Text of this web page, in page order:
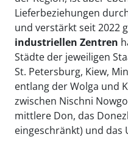
Lieferbeziehungen
und verstärkt seit 2022
industriellen Zentren
Städte der jeweiligen
St. Petersburg, Kiew,
entlang der Wolga und
zwischen Nischni
mittlere Don, das
eingeschränkt) und das